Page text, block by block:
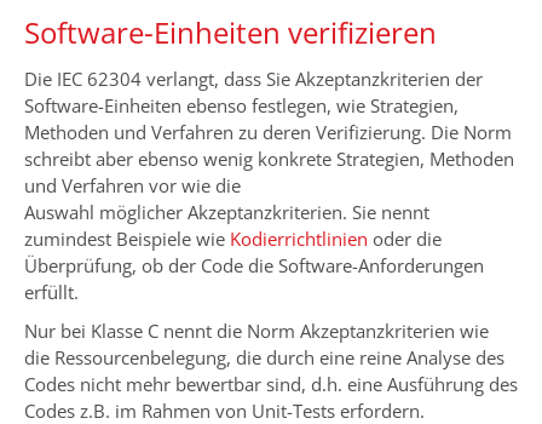
Software-Einheiten verifizieren
Die IEC 62304 verlangt, dass Sie Akzeptanzkriterien der
Software-Einheiten ebenso festlegen, wie Strategien,
Methoden und Verfahren zu deren Verifizierung. Die Norm
schreibt aber ebenso wenig konkrete Strategien, Methoden
und Verfahren vor wie die
Auswahl möglicher Akzeptanzkriterien. Sie nennt
zumindest Beispiele wie Kodierrichtlinien oder die
Überprüfung, ob der Code die Software-Anforderungen
erfüllt.
Nur bei Klasse C nennt die Norm Akzeptanzkriterien wie
die Ressourcenbelegung, die durch eine reine Analyse des
Codes nicht mehr bewertbar sind, d.h. eine Ausführung des
Codes z.B. im Rahmen von Unit-Tests erfordern.